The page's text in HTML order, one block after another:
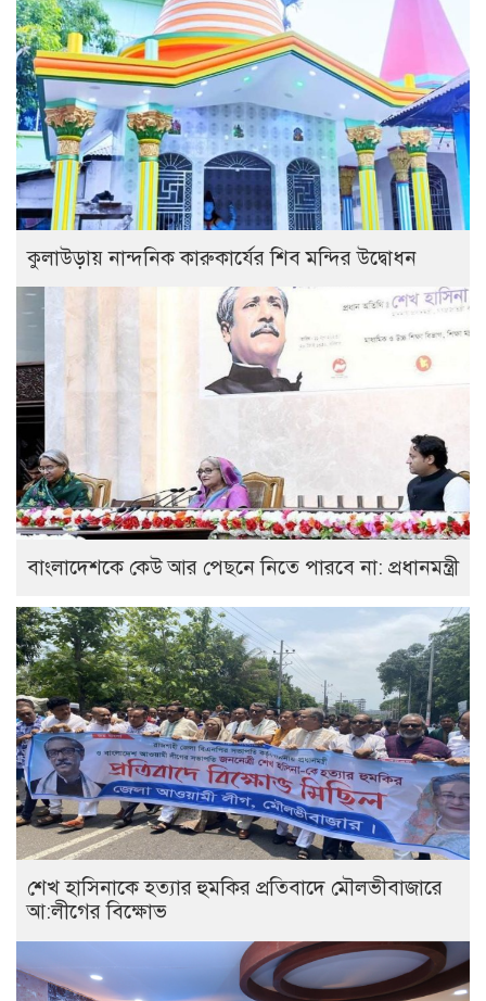
কুলাউড়ায় নান্দনিক কারুকার্যের শিব মন্দির উদ্বোধন
বাংলাদেশকে কেউ আর পেছনে নিতে পারবে না: প্রধানমন্ত্রী
শেখ হাসিনাকে হত্যার হুমকির প্রতিবাদে মৌলভীবাজারে
আ:লীগের বিক্ষোভ